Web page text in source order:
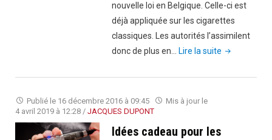
nouvelle loi en Belgique. Celle-ci est
déjà appliquée sur les cigarettes
classiques. Les autorités l’assimilent
donc de plus en…
Lire la suite "E-
:
Publié le 16 décembre 2016 à 09:45
Mis à jour le
4 avril 2019 à 12:28 / JACQUES DUPONT
Idées cadeau pour les